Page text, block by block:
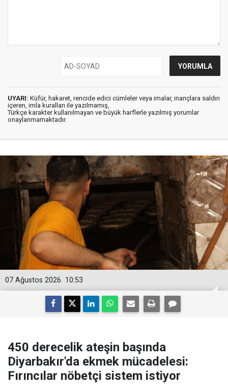
UYARI: Küfür, hakaret, rencide edici cümleler veya imalar, inançlara saldırı
içeren, imla kuralları ile yazılmamış,
Türkçe karakter kullanılmayan ve büyük harflerle yazılmış yorumlar
onaylanmamaktadır.
10:53
07 Ağustos 2026
450 derecelik ateşin başında
Diyarbakır'da ekmek mücadelesi:
Fırıncılar nöbetçi sistem istiyor